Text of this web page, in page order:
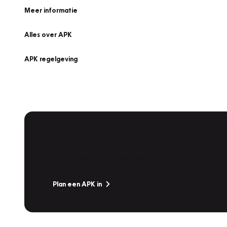
Meer informatie
Alles over APK
APK regelgeving
Plan een APK in